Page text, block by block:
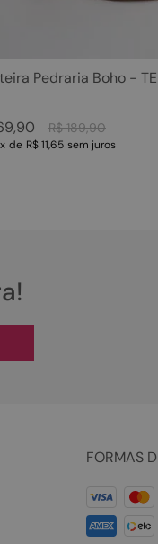
Pedraria Boho -
R$ 189,90
,90
x de R$ 11,65 sem juros
FORMAS